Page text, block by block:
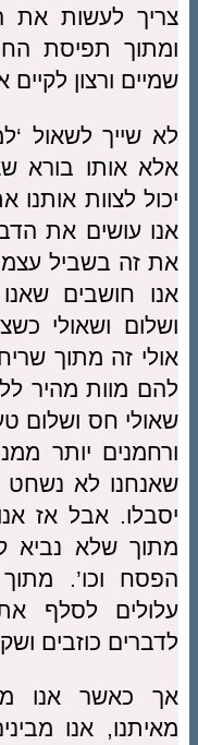
צריך לעשות את
ומתוך תפיסת
שמיים ורצון
לא שייך לשאול
אלא אותו בורא
יכול לצוות
אנו עושים את
את זה בשביל
אנו חושבים
ושלום ושאולי
אולי זה מתוך
להם מוות מהיר
שאולי חס ושלום
ורחמנים יותר
שאנחנו לא נשחט
יסבלו. אבל אז
מתוך שלא נביא
הפסח וכו’.
עלולים לסלף
לדברים כוזבים
אך כאשר אנו
מאיתנו, אנו